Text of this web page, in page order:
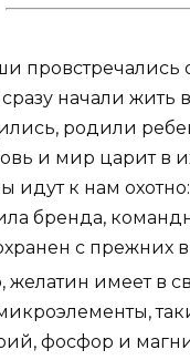
провстречались
начали жить
родили
и мир царит в
идут к нам
бренда,
с прежних
желатин имеет в
фосфор и